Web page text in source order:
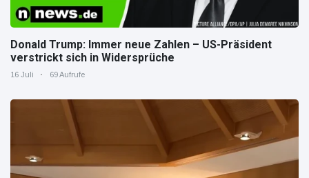
Donald Trump: Immer neue Zahlen – US-Präsident
verstrickt sich in Widersprüche
16 Juli 69 Aufrufe